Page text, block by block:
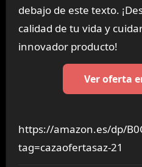
debajo de este texto.
calidad de tu vida y
innovador producto!
Ver oferta
https://amazon.es/dp/
tag=cazaofertasaz-21